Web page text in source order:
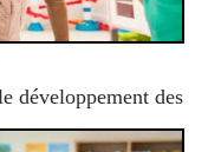
développement des